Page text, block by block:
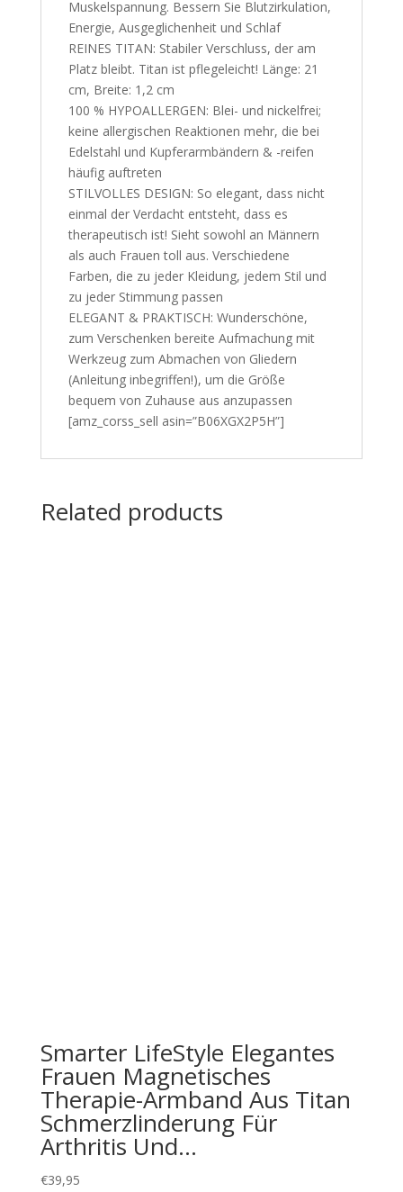
Muskelspannung. Bessern Sie Blutzirkulation,
Energie, Ausgeglichenheit und Schlaf
REINES TITAN: Stabiler Verschluss, der am
Platz bleibt. Titan ist pflegeleicht! Länge: 21
cm, Breite: 1,2 cm
100 % HYPOALLERGEN: Blei- und nickelfrei;
keine allergischen Reaktionen mehr, die bei
Edelstahl und Kupferarmbändern & -reifen
häufig auftreten
STILVOLLES DESIGN: So elegant, dass nicht
einmal der Verdacht entsteht, dass es
therapeutisch ist! Sieht sowohl an Männern
als auch Frauen toll aus. Verschiedene
Farben, die zu jeder Kleidung, jedem Stil und
zu jeder Stimmung passen
ELEGANT & PRAKTISCH: Wunderschöne,
zum Verschenken bereite Aufmachung mit
Werkzeug zum Abmachen von Gliedern
(Anleitung inbegriffen!), um die Größe
bequem von Zuhause aus anzupassen
[amz_corss_sell asin=”B06XGX2P5H”]
Related products
Smarter LifeStyle Elegantes
Frauen Magnetisches
Therapie-Armband Aus Titan
Schmerzlinderung Für
Arthritis Und…
€39,95